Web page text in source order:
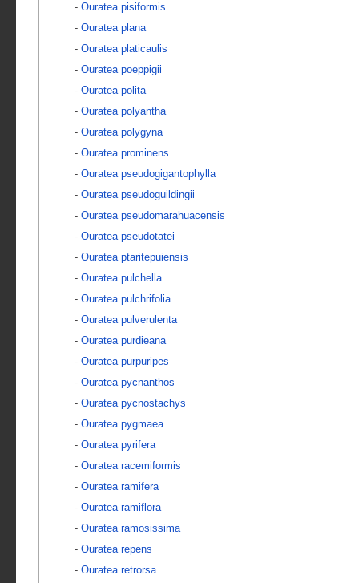
- Ouratea pisiformis
- Ouratea plana
- Ouratea platicaulis
- Ouratea poeppigii
- Ouratea polita
- Ouratea polyantha
- Ouratea polygyna
- Ouratea prominens
- Ouratea pseudogigantophylla
- Ouratea pseudoguildingii
- Ouratea pseudomarahuacensis
- Ouratea pseudotatei
- Ouratea ptaritepuiensis
- Ouratea pulchella
- Ouratea pulchrifolia
- Ouratea pulverulenta
- Ouratea purdieana
- Ouratea purpuripes
- Ouratea pycnanthos
- Ouratea pycnostachys
- Ouratea pygmaea
- Ouratea pyrifera
- Ouratea racemiformis
- Ouratea ramifera
- Ouratea ramiflora
- Ouratea ramosissima
- Ouratea repens
- Ouratea retrorsa